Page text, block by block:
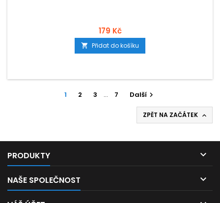
179 Kč
 Přidat do košíku
1 2 3 … 7 Další 
ZPĚT NA ZAČÁTEK 
PRODUKTY 
NAŠE SPOLEČNOST 